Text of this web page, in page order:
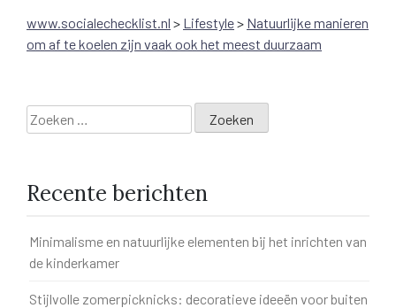
www.socialechecklist.nl > Lifestyle> Natuurlijke manieren
om af te koelen zijn vaak ook het meest duurzaam
Zoeken
naar:
Recente berichten
Minimalisme en natuurlijke elementen bij het inrichten van
de kinderkamer
Stijlvolle zomerpicknicks: decoratieve ideeën voor buiten